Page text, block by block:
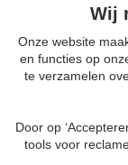
Tips & tricks
Contact
Nieuws &
Wij
Onze website
en functies op
te verzamelen
Door op
tools voor